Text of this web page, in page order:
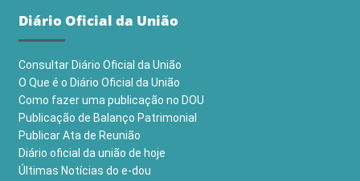
Diário Oficial da União
Consultar Diário Oficial da União
O Que é o Diário Oficial da União
Como fazer uma publicação no DOU
Publicação de Balanço Patrimonial
Publicar Ata de Reunião
Diário oficial da união de hoje
Últimas Notícias do e-dou